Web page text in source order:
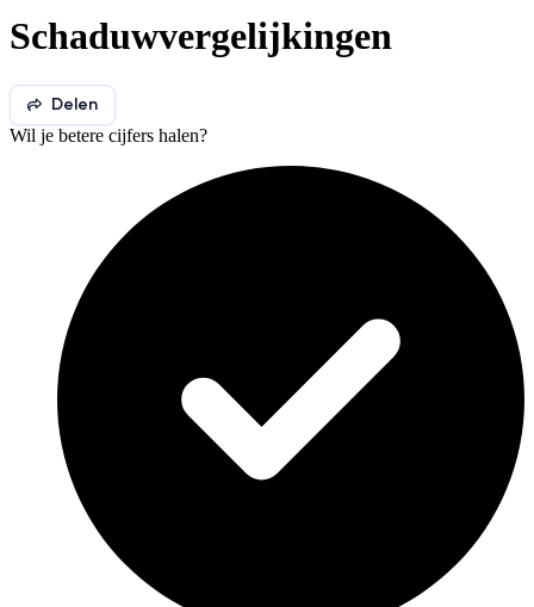
Schaduwvergelijkingen
Delen
Wil je betere cijfers halen?